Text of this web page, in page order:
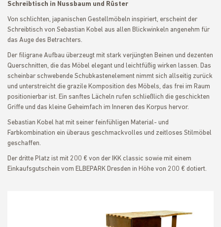
Schreibtisch in Nussbaum und Rüster
Von schlichten, japanischen Gestellmöbeln inspiriert, erscheint der
Schreibtisch von Sebastian Kobel aus allen Blickwinkeln angenehm für
das Auge des Betrachters.
Der filigrane Aufbau überzeugt mit stark verjüngten Beinen und dezenten
Querschnitten, die das Möbel elegant und leichtfüßig wirken lassen. Das
scheinbar schwebende Schubkastenelement nimmt sich allseitig zurück
und unterstreicht die grazile Komposition des Möbels, das frei im Raum
positionierbar ist. Ein sanftes Lächeln rufen schließlich die geschickten
Griffe und das kleine Geheimfach im Inneren des Korpus hervor.
Sebastian Kobel hat mit seiner feinfühligen Material- und
Farbkombination ein überaus geschmackvolles und zeitloses Stilmöbel
geschaffen.
Der dritte Platz ist mit 200 € von der IKK classic sowie mit einem
Einkaufsgutschein vom ELBEPARK Dresden in Höhe von 200 € dotiert.